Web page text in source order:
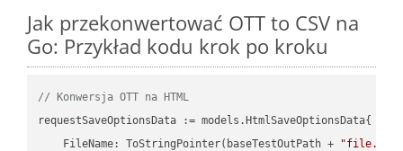
Jak przekonwertować OTT to CSV na
Go: Przykład kodu krok po kroku
// Konwersja OTT na HTML
requestSaveOptionsData := models.HtmlSaveOptionsData{
    FileName: ToStringPointer(baseTestOutPath +
"file.OTT"